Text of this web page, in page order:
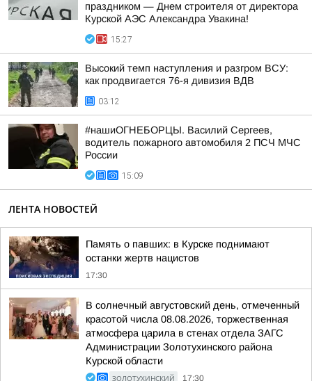
праздником — Днем строителя от директора
Курской АЭС Александра Увакина!
15:27
Высокий темп наступления и разгром ВСУ:
как продвигается 76-я дивизия ВДВ
03:12
#нашиОГНЕБОРЦЫ. Василий Сергеев,
водитель пожарного автомобиля 2 ПСЧ МЧС
России
15:09
ЛЕНТА НОВОСТЕЙ
Память о павших: в Курске поднимают
останки жертв нацистов
17:30
В солнечный августовский день, отмеченный
красотой числа 08.08.2026, торжественная
атмосфера царила в стенах отдела ЗАГС
Администрации Золотухинского района
Курской области
ЗОЛОТУХИНСКИЙ 17:30